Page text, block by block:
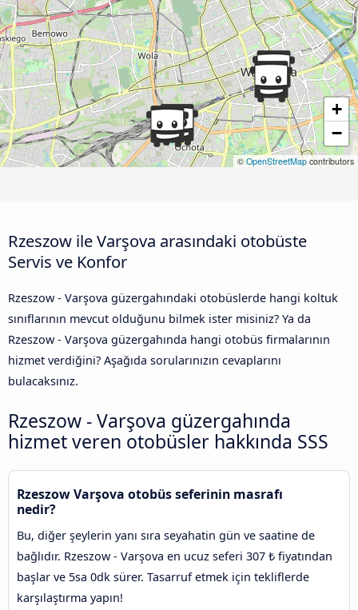
+
−
© OpenStreetMap contributors
Rzeszow ile Varşova arasındaki otobüste
Servis ve Konfor
Rzeszow - Varşova güzergahındaki otobüslerde hangi koltuk
sınıflarının mevcut olduğunu bilmek ister misiniz? Ya da
Rzeszow - Varşova güzergahında hangi otobüs firmalarının
hizmet verdiğini? Aşağıda sorularınızın cevaplarını
bulacaksınız.
Rzeszow - Varşova güzergahında
hizmet veren otobüsler hakkında SSS
Rzeszow Varşova otobüs seferinin masrafı
nedir?
Bu, diğer şeylerin yanı sıra seyahatin gün ve saatine de
bağlıdır. Rzeszow - Varşova en ucuz seferi 307 ₺ fiyatından
başlar ve 5sa 0dk sürer. Tasarruf etmek için tekliflerde
karşılaştırma yapın!